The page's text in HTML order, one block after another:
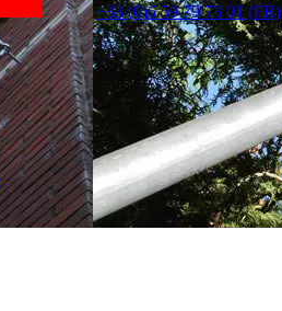
+33 (0)6 59 79 73 01 (FR)